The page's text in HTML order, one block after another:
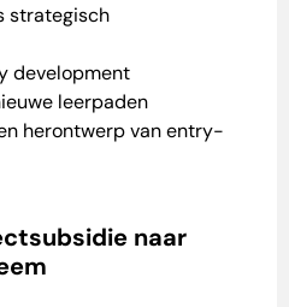
strategisch
development
leerpaden
herontwerp van entry-
naar